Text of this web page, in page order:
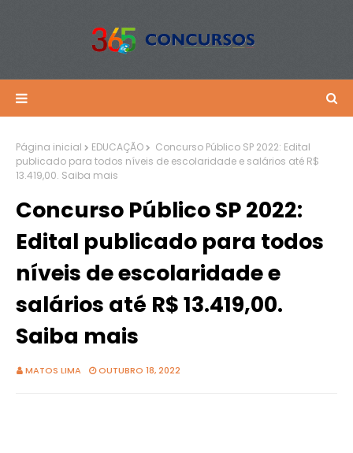
Página inicial EDUCAÇÃO
Concurso Público SP 2022: Edital
publicado para todos níveis de escolaridade e salários até R$
13.419,00. Saiba mais
Concurso Público SP 2022:
Edital publicado para todos
níveis de escolaridade e
salários até R$ 13.419,00.
Saiba mais
MATOS LIMA OUTUBRO 18, 2022